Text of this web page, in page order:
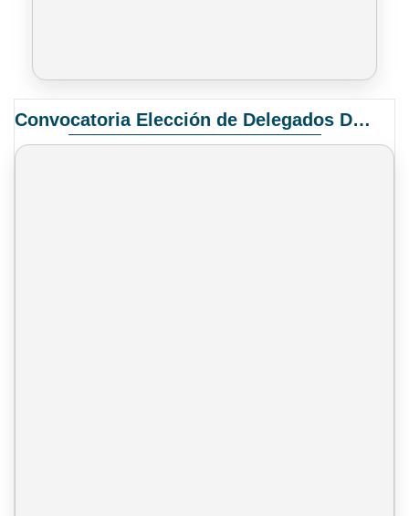
Convocatoria Elección de Delegados Docentes para el XIV Congreso Nacional de Universidades